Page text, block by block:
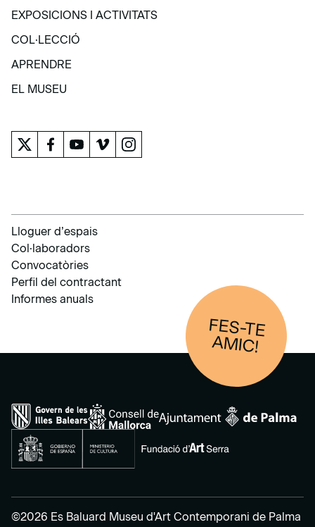
VISITA
EXPOSICIONS I ACTIVITATS
EXPOSICIONS I ACTIVITATS
COL·LECCIÓ
COL·LECCIÓ
APRENDRE
APRENDRE
EL MUSEU
Lloguer d’espais
Col·laboradors
Convocatòries
Perfil del contractant
Informes anuals
FES-TE
AM
IC!
©2026 Es Baluard Museu d'Art Contemporani de Palma